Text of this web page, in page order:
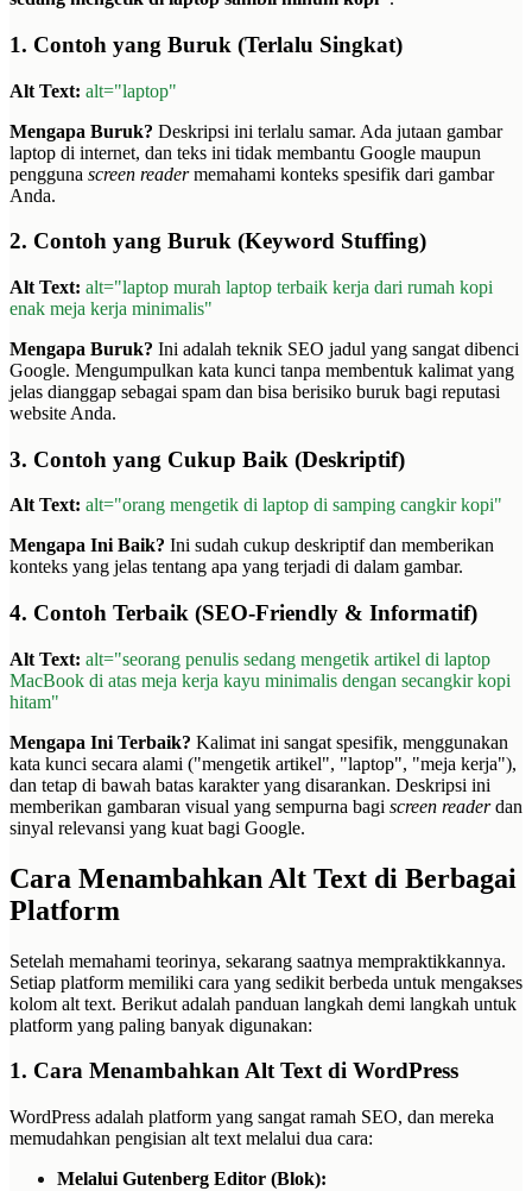
1. Contoh yang Buruk (Terlalu Singkat)
Alt Text: alt="laptop"
Mengapa Buruk? Deskripsi ini terlalu samar. Ada jutaan gambar
laptop di internet, dan teks ini tidak membantu Google maupun
pengguna screen readermemahami konteks spesifik dari gambar
Anda.
2. Contoh yang Buruk (Keyword Stuffing)
Alt Text: alt="laptop murah laptop terbaik kerja dari rumah kopi
enak meja kerja minimalis"
Mengapa Buruk? Ini adalah teknik SEO jadul yang sangat dibenci
Google. Mengumpulkan kata kunci tanpa membentuk kalimat yang
jelas dianggap sebagai spam dan bisa berisiko buruk bagi reputasi
website Anda.
3. Contoh yang Cukup Baik (Deskriptif)
Alt Text: alt="orang mengetik di laptop di samping cangkir kopi"
Mengapa Ini Baik? Ini sudah cukup deskriptif dan memberikan
konteks yang jelas tentang apa yang terjadi di dalam gambar.
4. Contoh Terbaik (SEO-Friendly & Informatif)
Alt Text: alt="seorang penulis sedang mengetik artikel di laptop
MacBook di atas meja kerja kayu minimalis dengan secangkir kopi
hitam"
Mengapa Ini Terbaik? Kalimat ini sangat spesifik, menggunakan
kata kunci secara alami ("mengetik artikel", "laptop", "meja kerja"),
dan tetap di bawah batas karakter yang disarankan. Deskripsi ini
memberikan gambaran visual yang sempurna bagi screen readerdan
sinyal relevansi yang kuat bagi Google.
Cara Menambahkan Alt Text di Berbagai
Platform
Setelah memahami teorinya, sekarang saatnya mempraktikkannya.
Setiap platform memiliki cara yang sedikit berbeda untuk mengakses
kolom alt text. Berikut adalah panduan langkah demi langkah untuk
platform yang paling banyak digunakan:
1. Cara Menambahkan Alt Text di WordPress
WordPress adalah platform yang sangat ramah SEO, dan mereka
memudahkan pengisian alt text melalui dua cara:
Melalui Gutenberg Editor (Blok):